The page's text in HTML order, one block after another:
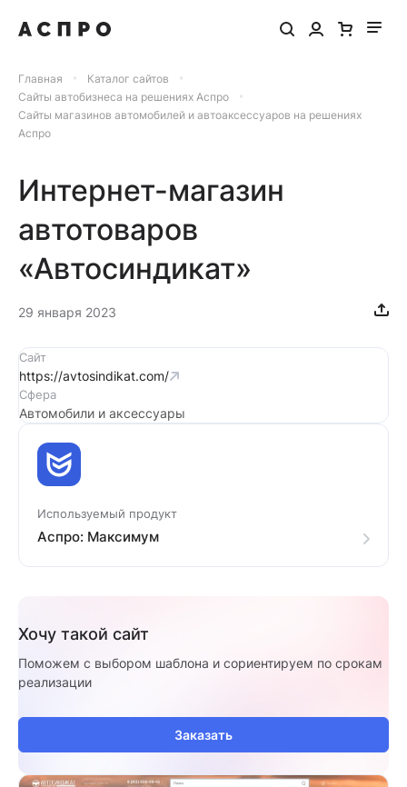
Главная
Каталог сайтов
Сайты автобизнеса на решениях Аспро
Сайты магазинов автомобилей и автоаксессуаров на решениях
Аспро
Интернет-магазин
автотоваров
«Автосиндикат»
29 января 2023
Сайт
https://avtosindikat.com/
Сфера
Автомобили и аксессуары
Используемый продукт
Аспро: Максимум
Хочу такой сайт
Поможем с выбором шаблона и сориентируем по срокам
реализации
Заказать